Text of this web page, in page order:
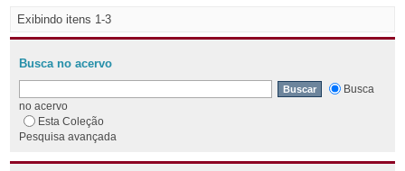
Exibindo itens 1-3
Busca no acervo
Busca
no acervo
Esta Coleção
Pesquisa avançada